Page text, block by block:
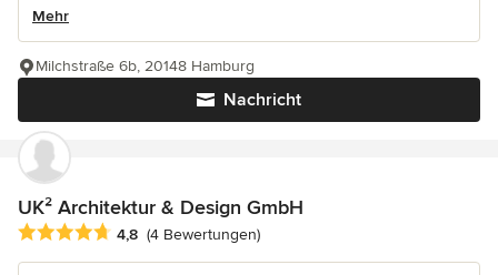
Mehr
Nachricht
Milchstraße 6b, 20148 Hamburg
UK² Architektur & Design GmbH
Durchschnittliche Bewertung: 4.8 von 5 Sternen
4,8 (4 Bewertungen)